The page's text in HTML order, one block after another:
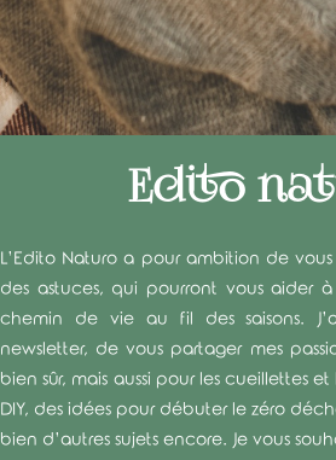
Edito
L’Edito Naturo a pour ambition de
des astuces, qui pourront vous aider
chemin de vie au fil des saisons.
newsletter, de vous partager mes
bien sûr, mais aussi pour les cueillettes
DIY, des idées pour débuter le zéro
bien d’autres sujets encore. Je vous